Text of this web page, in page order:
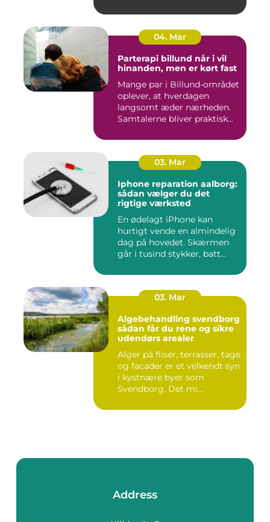
04. Mar
Parterapi billund når i vil
hinanden, men er kørt fast
Mange par i Billund-området
oplever, at hverdagen
langsomt æder nærheden.
Samtalerne bliver praktisk...
03. Mar
Iphone reparation aalborg:
sådan vælger du det
rigtige værksted
En ødelagt iPhone kan
hurtigt vende en almindelig
dag på hovedet. Skærmen
går i tusind stykker, batt...
03. Mar
Algebehandling svendborg
sådan får du rene og sikre
udendørs arealer
Alger på fliser, terrasser, tage
og facader er et velkendt syn
i kystnære byer som
Svendborg. Det mi...
Address